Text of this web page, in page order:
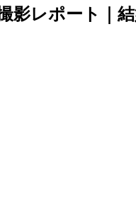
影レポート｜